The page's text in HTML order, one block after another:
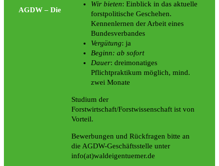
Wir bieten: Einblick in das aktuelle
forstpolitische Geschehen.
Kennenlernen der Arbeit eines
Bundesverbandes
Vergütung: ja
Beginn: ab sofort
Dauer: dreimonatiges
Pflichtpraktikum möglich, mind.
zwei Monate
Studium der
Forstwirtschaft/Forstwissenschaft ist von
Vorteil.
Bewerbungen und Rückfragen bitte an
die AGDW-Geschäftsstelle unter
info(at)waldeigentuemer.de
AGDW – Die